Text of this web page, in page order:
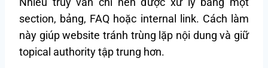
section, bảng, FAQ hoặc internal link. Cách làm
này giúp website tránh trùng lặp nội dung và giữ
topical authority tập trung hơn.